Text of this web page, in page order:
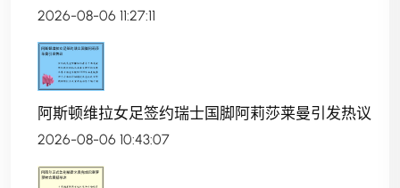
2026-08-06 11:27:11
阿斯顿维拉女足签约瑞士国脚阿莉莎莱曼引发热议
2026-08-06 10:43:07